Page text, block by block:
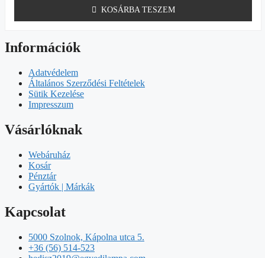
KOSÁRBA TESZEM
Információk
Adatvédelem
Általános Szerződési Feltételek
Sütik Kezelése
Impresszum
Vásárlóknak
Webáruház
Kosár
Pénztár
Gyártók | Márkák
Kapcsolat
5000 Szolnok, Kápolna utca 5.
+36 (56) 514-523